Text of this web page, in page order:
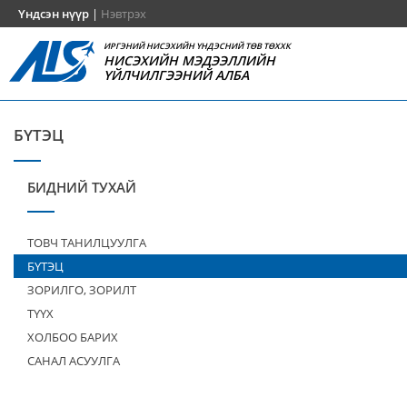
Үндсэн нүүр | Нэвтрэх
ИРГЭНИЙ НИСЭХИЙН ҮНДЭСНИЙ ТӨВ ТӨХХК
НИСЭХИЙН МЭДЭЭЛЛИЙН
ҮЙЛЧИЛГЭЭНИЙ АЛБА
БҮТЭЦ
БИДНИЙ ТУХАЙ
ТОВЧ ТАНИЛЦУУЛГА
БҮТЭЦ
ЗОРИЛГО, ЗОРИЛТ
ТҮҮХ
ХОЛБОО БАРИХ
САНАЛ АСУУЛГА